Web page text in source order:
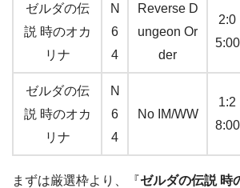
ゼルダの伝
説 時のオカ
リナ
N
6
4
Reverse D
ungeon Or
der
2:0
5:00
ゼルダの伝
説 時のオカ
リナ
N
6
4
No IM/WW
1:2
8:00
まずは厳選枠より、『ゼルダの伝説 時